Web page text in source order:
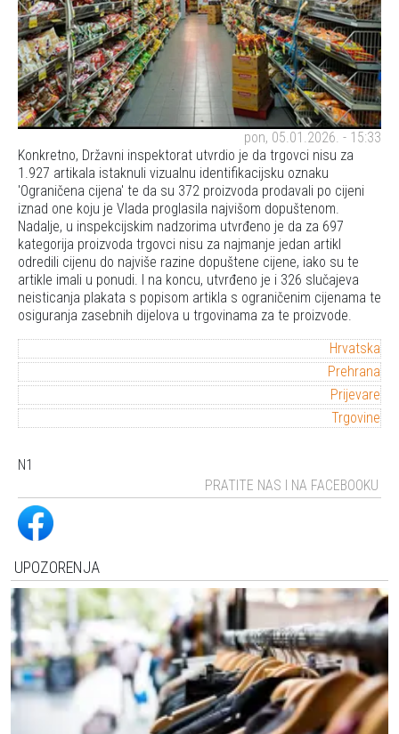
pon, 05.01.2026. - 15:33
Konkretno, Državni inspektorat utvrdio je da trgovci nisu za
1.927 artikala istaknuli vizualnu identifikacijsku oznaku
'Ograničena cijena' te da su 372 proizvoda prodavali po cijeni
iznad one koju je Vlada proglasila najvišom dopuštenom.
Nadalje, u inspekcijskim nadzorima utvrđeno je da za 697
kategorija proizvoda trgovci nisu za najmanje jedan artikl
odredili cijenu do najviše razine dopuštene cijene, iako su te
artikle imali u ponudi. I na koncu, utvrđeno je i 326 slučajeva
neisticanja plakata s popisom artikla s ograničenim cijenama te
osiguranja zasebnih dijelova u trgovinama za te proizvode.
Hrvatska
Prehrana
Prijevare
Trgovine
N1
PRATITE NAS I NA FACEBOOKU
UPOZORENJA